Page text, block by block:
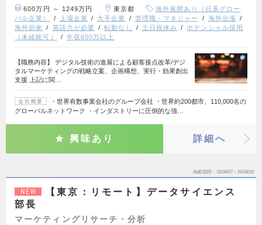
600万円 ～ 1249万円 東京都
海外展開あり（日系グロー
バル企業）
上場企業 大手企業 管理職・マネジャー
海外出張
海外折衝
英語力が必要 転勤なし 土日祝休み
ポテンシャル採用
（未経験可）
年収600万以上
【職務内容】 デジタル技術の進展による顧客接点改革/デジ
タルマーケティングの戦略立案、企画構想、実行・効果創出
支援 上記に関…
会社概要
・世界有数事業会社のグループ会社 ・世界約200都市、110,000名の
グローバルネットワーク ・インダストリーに圧倒的な強…
興味あり 詳細へ
掲載期間 26/08/07～26/08/20
NEW
【東京：リモート】データサイエンス
部長
マーケティングリサーチ・分析